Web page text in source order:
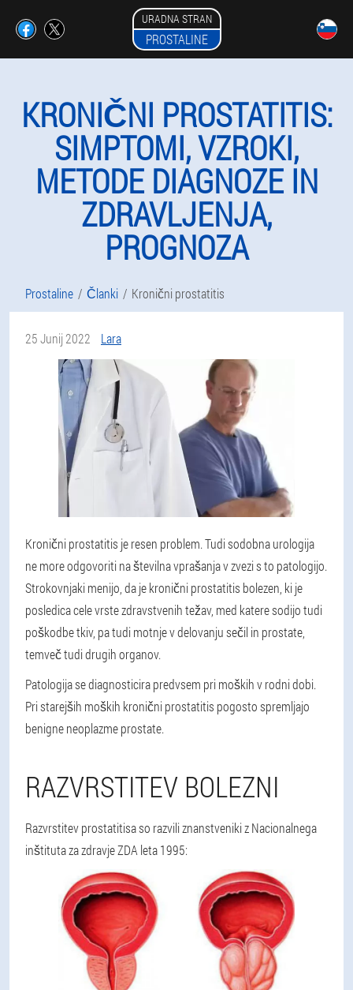
URADNA STRAN
PROSTALINE
KRONIČNI PROSTATITIS:
SIMPTOMI, VZROKI,
METODE DIAGNOZE IN
ZDRAVLJENJA,
PROGNOZA
Prostaline Članki Kronični prostatitis
25 Junij 2022 Lara
Kronični prostatitis je resen problem. Tudi sodobna urologija
ne more odgovoriti na številna vprašanja v zvezi s to patologijo.
Strokovnjaki menijo, da je kronični prostatitis bolezen, ki je
posledica cele vrste zdravstvenih težav, med katere sodijo tudi
poškodbe tkiv, pa tudi motnje v delovanju sečil in prostate,
temveč tudi drugih organov.
Patologija se diagnosticira predvsem pri moških v rodni dobi.
Pri starejših moških kronični prostatitis pogosto spremljajo
benigne neoplazme prostate.
RAZVRSTITEV BOLEZNI
Razvrstitev prostatitisa so razvili znanstveniki z Nacionalnega
inštituta za zdravje ZDA leta 1995: